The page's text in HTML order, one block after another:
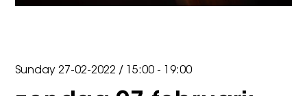
Sunday 27-02-2022 / 15:00 - 19:00